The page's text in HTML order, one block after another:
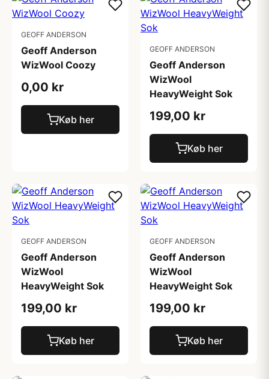
GEOFF ANDERSON
Geoff Anderson
WizWool Coozy
0,00 kr
Køb her
GEOFF ANDERSON
Geoff Anderson
WizWool
HeavyWeight Sok
199,00 kr
Køb her
GEOFF ANDERSON
Geoff Anderson
WizWool
HeavyWeight Sok
199,00 kr
Køb her
GEOFF ANDERSON
Geoff Anderson
WizWool
HeavyWeight Sok
199,00 kr
Køb her